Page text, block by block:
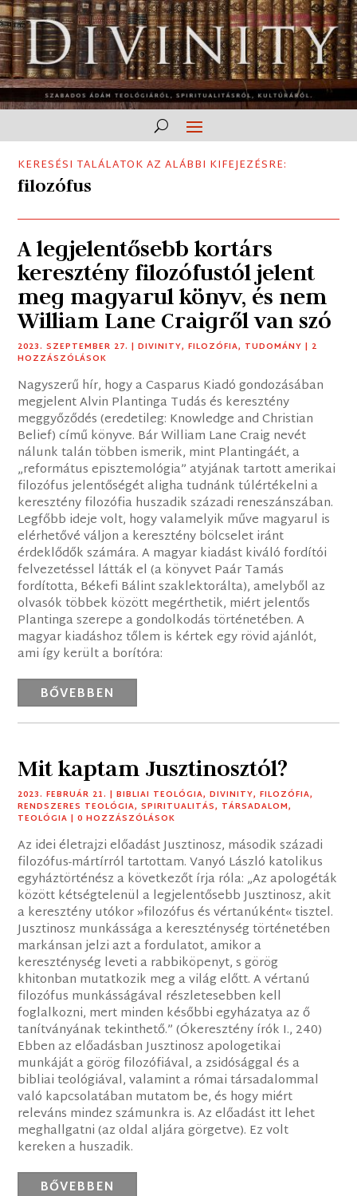
KERESÉSI TALÁLATOK AZ ALÁBBI KIFEJEZÉSRE:
filozófus
A legjelentősebb kortárs
keresztény filozófustól jelent
meg magyarul könyv, és nem
William Lane Craigről van szó
2023. SZEPTEMBER 27. |DIVINITY,FILOZÓFIA, TUDOMÁNY | 2
HOZZÁSZÓLÁSOK
Nagyszerű hír, hogy a Casparus Kiadó gondozásában
megjelent Alvin Plantinga Tudás és keresztény
meggyőződés (eredetileg: Knowledge and Christian
Belief) című könyve. Bár William Lane Craig nevét
nálunk talán többen ismerik, mint Plantingáét, a
„református episztemológia” atyjának tartott amerikai
filozófus jelentőségét aligha tudnánk túlértékelni a
keresztény filozófia huszadik századi reneszánszában.
Legfőbb ideje volt, hogy valamelyik műve magyarul is
elérhetővé váljon a keresztény bölcselet iránt
érdeklődők számára. A magyar kiadást kiváló fordítói
felvezetéssel látták el (a könyvet Paár Tamás
fordította, Békefi Bálint szaklektorálta), amelyből az
olvasók többek között megérthetik, miért jelentős
Plantinga szerepe a gondolkodás történetében. A
magyar kiadáshoz tőlem is kértek egy rövid ajánlót,
ami így került a borítóra:
BŐVEBBEN
Mit kaptam Jusztinosztól?
2023. FEBRUÁR 21. |BIBLIAI TEOLÓGIA,DIVINITY,FILOZÓFIA,
RENDSZERES TEOLÓGIA,SPIRITUALITÁS, TÁRSADALOM,
TEOLÓGIA | 0 HOZZÁSZÓLÁSOK
Az idei életrajzi előadást Jusztinosz, második századi
filozófus-mártírról tartottam. Vanyó László katolikus
egyháztörténész a következőt írja róla: „Az apologéták
között kétségtelenül a legjelentősebb Jusztinosz, akit
a keresztény utókor »filozófus és vértanúként« tisztel.
Jusztinosz munkássága a kereszténység történetében
markánsan jelzi azt a fordulatot, amikor a
kereszténység leveti a rabbiköpenyt, s görög
khitonban mutatkozik meg a világ előtt. A vértanú
filozófus munkásságával részletesebben kell
foglalkozni, mert minden későbbi egyházatya az ő
tanítványának tekinthető.” (Ókeresztény írók I., 240)
Ebben az előadásban Jusztinosz apologetikai
munkáját a görög filozófiával, a zsidósággal és a
bibliai teológiával, valamint a római társadalommal
való kapcsolatában mutatom be, és hogy miért
releváns mindez számunkra is. Az előadást itt lehet
meghallgatni (az oldal aljára görgetve). Ez volt
kereken a huszadik.
BŐVEBBEN